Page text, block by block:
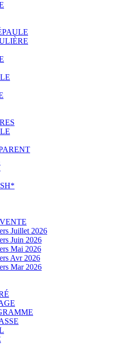
Juillet 2026
Juin 2026
Mai 2026
Avr 2026
Mar 2026